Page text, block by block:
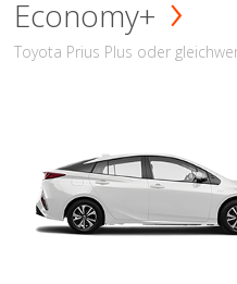
Economy+
Toyota Prius Plus oder